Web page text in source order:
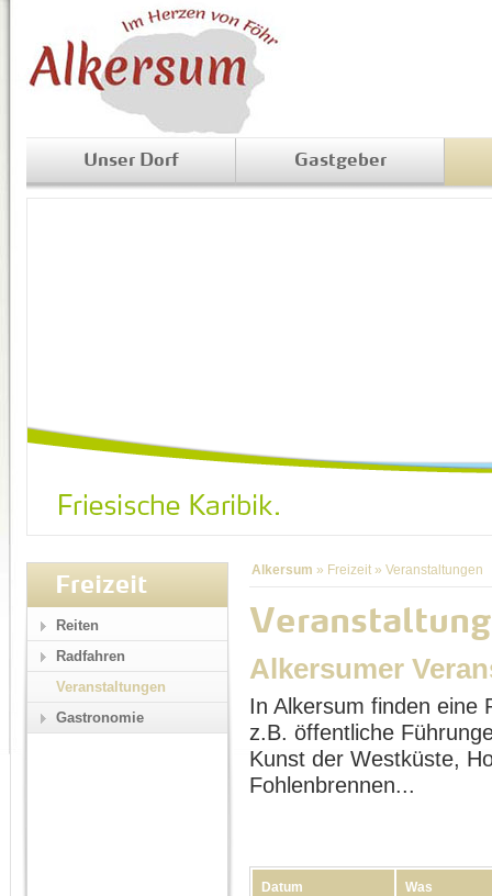
Unser Dorf Gastgeber
Alkersum » Freizeit » Veranstaltungen
Alkersumer
In Alkersum finden eine
z.B. öffentliche
Kunst der Westküste,
Fohlenbrennen...
Datum Was
Freizeit
Reiten
Radfahren
Veranstaltungen
Gastronomie